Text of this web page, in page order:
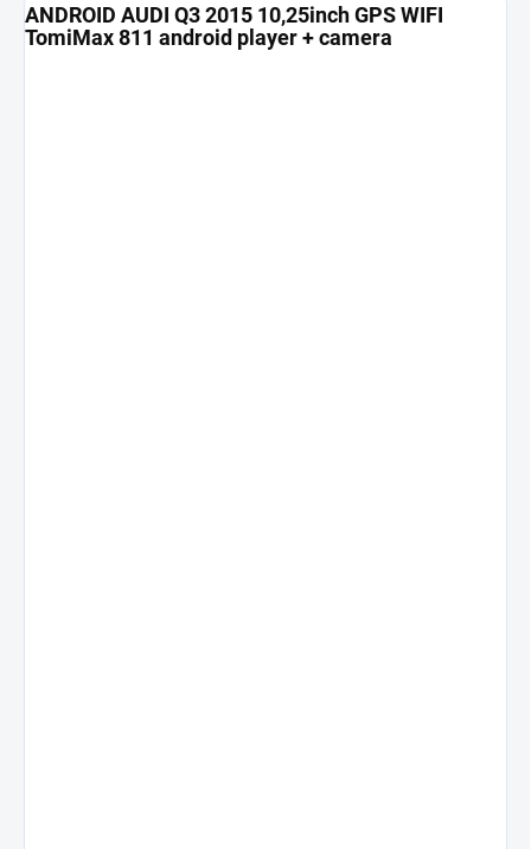
ANDROID AUDI Q3 2015 10,25inch GPS WIFI
TomiMax 811 android player + camera